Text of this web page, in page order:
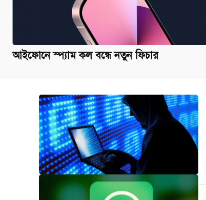
আইফোনে স্প্যাম কল বন্ধে নতুন ফিচার